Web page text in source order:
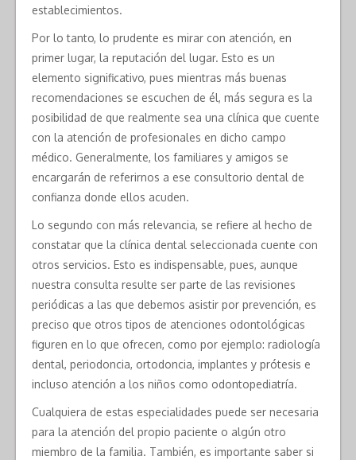
establecimientos.
Por lo tanto, lo prudente es mirar con atención, en
primer lugar, la reputación del lugar. Esto es un
elemento significativo, pues mientras más buenas
recomendaciones se escuchen de él, más segura es la
posibilidad de que realmente sea una clínica que cuente
con la atención de profesionales en dicho campo
médico. Generalmente, los familiares y amigos se
encargarán de referirnos a ese consultorio dental de
confianza donde ellos acuden.
Lo segundo con más relevancia, se refiere al hecho de
constatar que la clínica dental seleccionada cuente con
otros servicios. Esto es indispensable, pues, aunque
nuestra consulta resulte ser parte de las revisiones
periódicas a las que debemos asistir por prevención, es
preciso que otros tipos de atenciones odontológicas
figuren en lo que ofrecen, como por ejemplo: radiología
dental, periodoncia, ortodoncia, implantes y prótesis e
incluso atención a los niños como odontopediatría.
Cualquiera de estas especialidades puede ser necesaria
para la atención del propio paciente o algún otro
miembro de la familia. También, es importante saber si